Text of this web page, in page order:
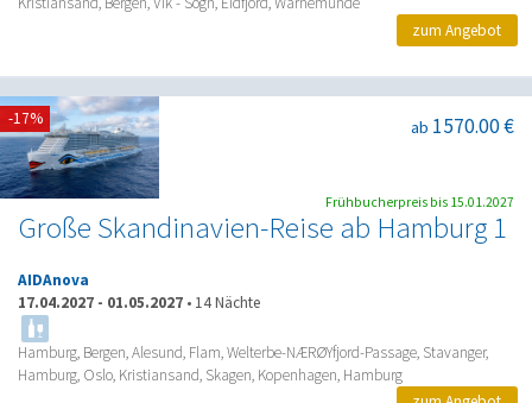
zum Angebot
Große Skandinavien-Reise ab Hamburg 1
ab 1570.00 €
AIDAnova
17.04.2027 - 01.05.2027 • 14 Nächte
Hamburg, Bergen, Alesund, Flam, Welterbe-NÆRØYfjord-Passage, Stavanger,
Hamburg, Oslo, Kristiansand, Skagen, Kopenhagen, Hamburg
-17%
Frühbucherpreis bis 15.01.2027